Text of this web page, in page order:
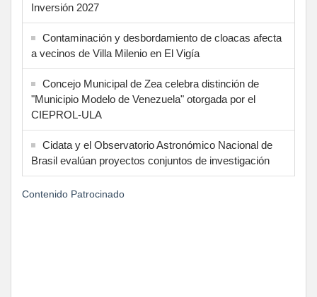
Inversión 2027
Contaminación y desbordamiento de cloacas afecta
a vecinos de Villa Milenio en El Vigía
Concejo Municipal de Zea celebra distinción de
"Municipio Modelo de Venezuela" otorgada por el
CIEPROL-ULA
Cidata y el Observatorio Astronómico Nacional de
Brasil evalúan proyectos conjuntos de investigación
Contenido Patrocinado